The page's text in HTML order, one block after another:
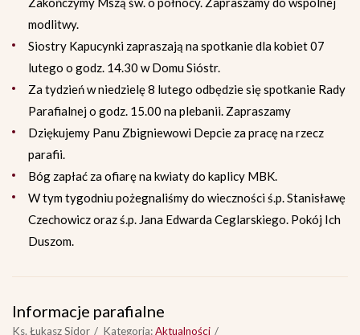
modlitwy.
Siostry Kapucynki zapraszają na spotkanie dla kobiet 07
lutego o godz. 14.30 w Domu Sióstr.
Za tydzień w niedzielę 8 lutego odbędzie się spotkanie Rady
Parafialnej o godz. 15.00 na plebanii. Zapraszamy
Dziękujemy Panu Zbigniewowi Depcie za pracę na rzecz
parafii.
Bóg zapłać za ofiarę na kwiaty do kaplicy MBK.
W tym tygodniu pożegnaliśmy do wieczności ś.p. Stanisławę
Czechowicz oraz ś.p. Jana Edwarda Ceglarskiego. Pokój Ich
Duszom.
Informacje parafialne
Ks. Łukasz Sidor Kategoria:Aktualności